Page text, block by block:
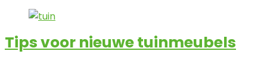
Tips voor nieuwe tuinmeubels